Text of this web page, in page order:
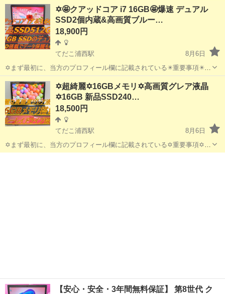
対応！ 録画予約もＯＫ！ ☑️オプション 500円 *️⃣✴️取引場所は、...
沖縄 沖縄市 ノートパソコン
✡️🤩クアッドコア i7 16GB🤩爆速 デュアル
SSD2個内蔵&高画質ブルー…
18,900円
てだこ浦西駅
8月6日
✡️まず最初に、当方のプロフィール欄に記載されている✴️重要事項✴️を
必ずご覧くださいますよう、お願いします。 ✡️格安品～13世代のパソ
コンまで保管庫には多数ご用意しております。✡️✡️✡️ ✡️当方のパソコ...
沖縄 沖縄市 てだこ浦西駅 ノートパソコン
✡️超綺麗✡️16GBメモリ✡️高画質グレア液晶
✡️16GB 新品SSD240…
18,500円
てだこ浦西駅
8月6日
✡️まず最初に、当方のプロフィール欄に記載されている✡️重要事項✡️を
必ずご覧くださいますよう、お願いします。 ✡️富士通製のキャンディ
【安心・安全・3年間無料保証】 第8世代 ク